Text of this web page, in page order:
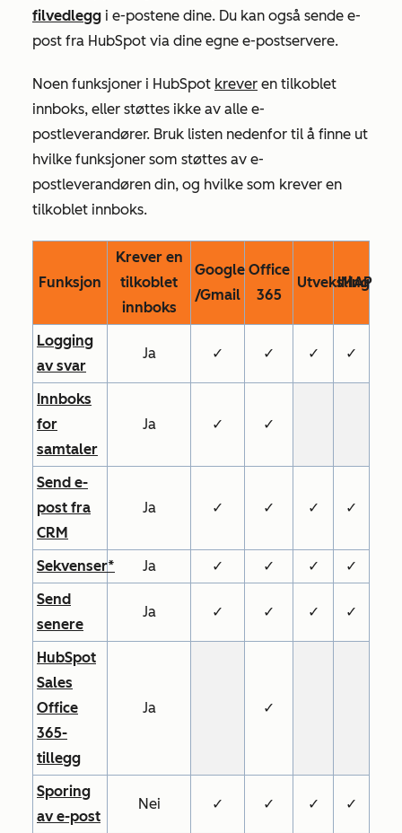
filvedlegg i e-postene dine. Du kan også sende e-
post fra HubSpot via dine egne e-postservere.
Noen funksjoner i HubSpot krever en tilkoblet
innboks, eller støttes ikke av alle e-
postleverandører. Bruk listen nedenfor til å finne ut
hvilke funksjoner som støttes av e-
postleverandøren din, og hvilke som krever en
tilkoblet innboks.
Funksjon
Krever en
tilkoblet
innboks
Google
/Gmail
Office
365
Utveksling
IMAP
Logging
av svar
Ja ✓ ✓ ✓ ✓
Innboks
for
samtaler
Ja ✓ ✓
Send e-
post fra
CRM
Ja ✓ ✓ ✓ ✓
Sekvenser* Ja ✓ ✓ ✓
✓
Send
senere
Ja ✓ ✓ ✓ ✓
HubSpot
Sales
Office
365-
tillegg
Ja ✓
Sporing
av e-post
Nei ✓ ✓ ✓ ✓